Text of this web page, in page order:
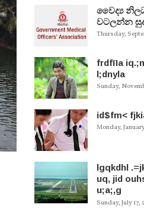
වෛද්‍ය
වටලන්න
Thursday,
frdfïIa
l;dnyla
Sunday,
id$fm<
Monday,
lgqkdhl
uq, jid
u;a;,g
Sunday, July 17,